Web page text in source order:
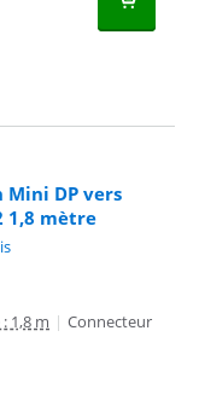
Mini DP vers
1,8 mètre
1,8 m | Connecteur